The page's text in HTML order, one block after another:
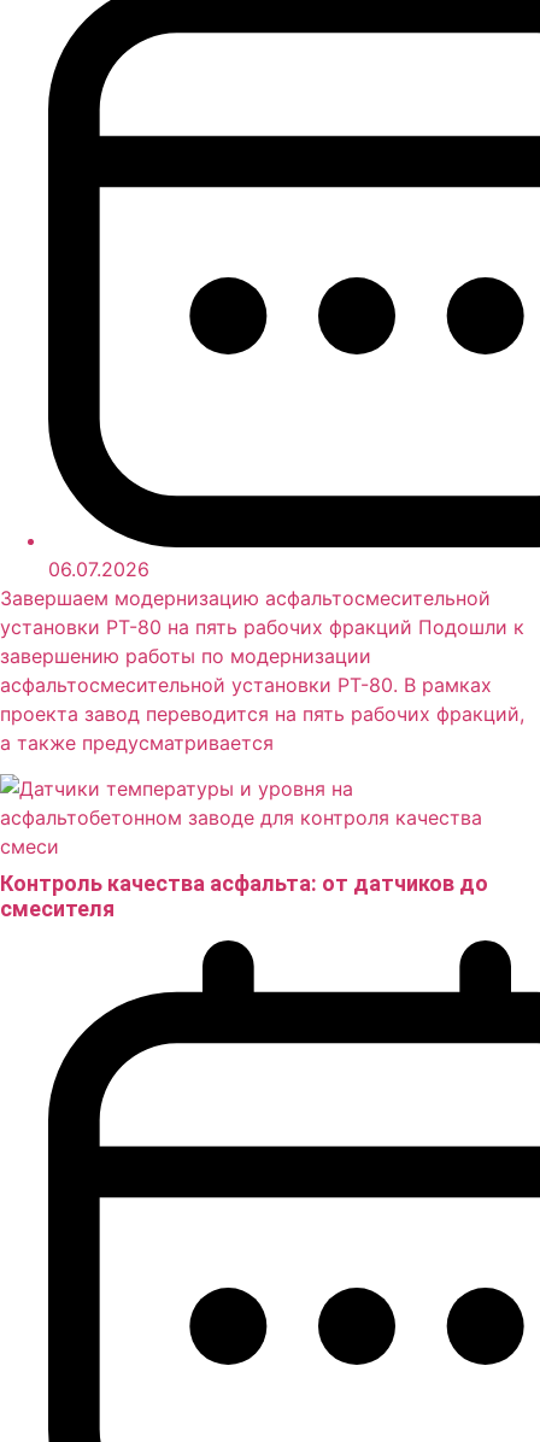
06.07.2026
Завершаем модернизацию асфальтосмесительной
установки РТ-80 на пять рабочих фракций Подошли к
завершению работы по модернизации
асфальтосмесительной установки РТ-80. В рамках
проекта завод переводится на пять рабочих фракций,
а также предусматривается
Контроль качества асфальта: от датчиков до
смесителя